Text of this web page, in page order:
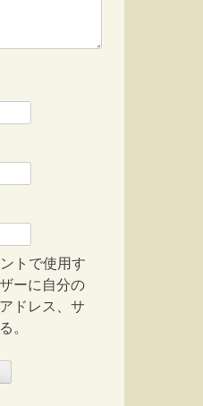
トで使用す
ーに自分の
ドレス、サ
。